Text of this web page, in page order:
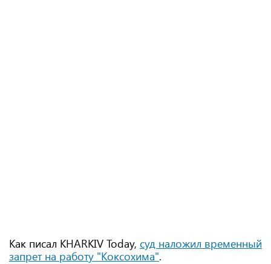
Как писал KHARKIV Today, суд наложил временный
запрет на работу "Коксохима".